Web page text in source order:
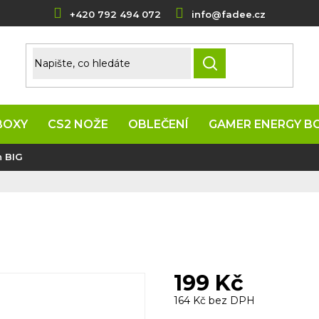
+420 792 494 072 info@fadee.cz
HLEDAT
CS2 NOŽE OBLEČENÍ GAMER ENERGY
BIG
199 Kč
164 Kč bez DPH